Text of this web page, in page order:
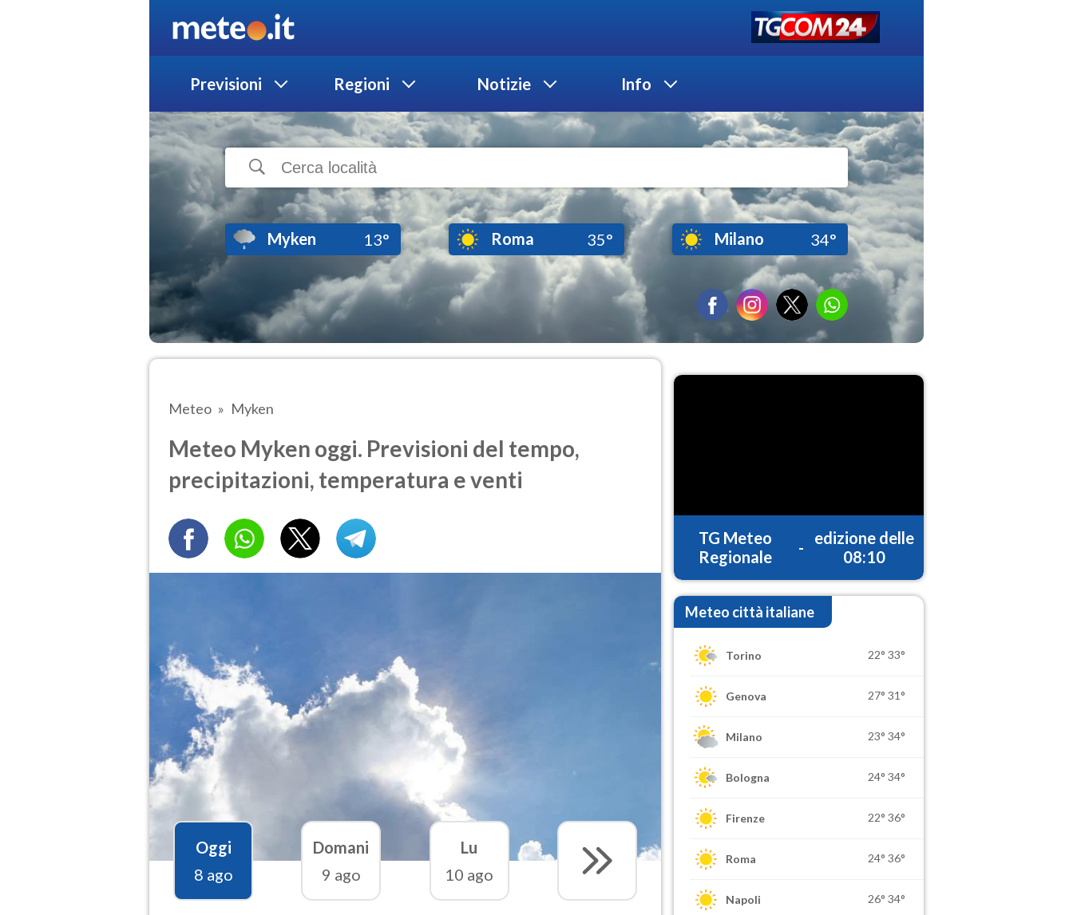
Previsioni Regioni Notizie Info
Myken 13° Roma 35° Milano 34°
Meteo Myken
Meteo Myken oggi. Previsioni del tempo,
precipitazioni, temperatura e venti
Oggi
8 ago
Domani
9 ago
Lu
10 ago
TG Meteo
Regionale
-
edizione delle
08:10
Meteo città italiane
Torino 22° 33°
Genova 27° 31°
Milano 23° 34°
Bologna 24° 34°
Firenze 22° 36°
Roma 24° 36°
Napoli 26° 34°